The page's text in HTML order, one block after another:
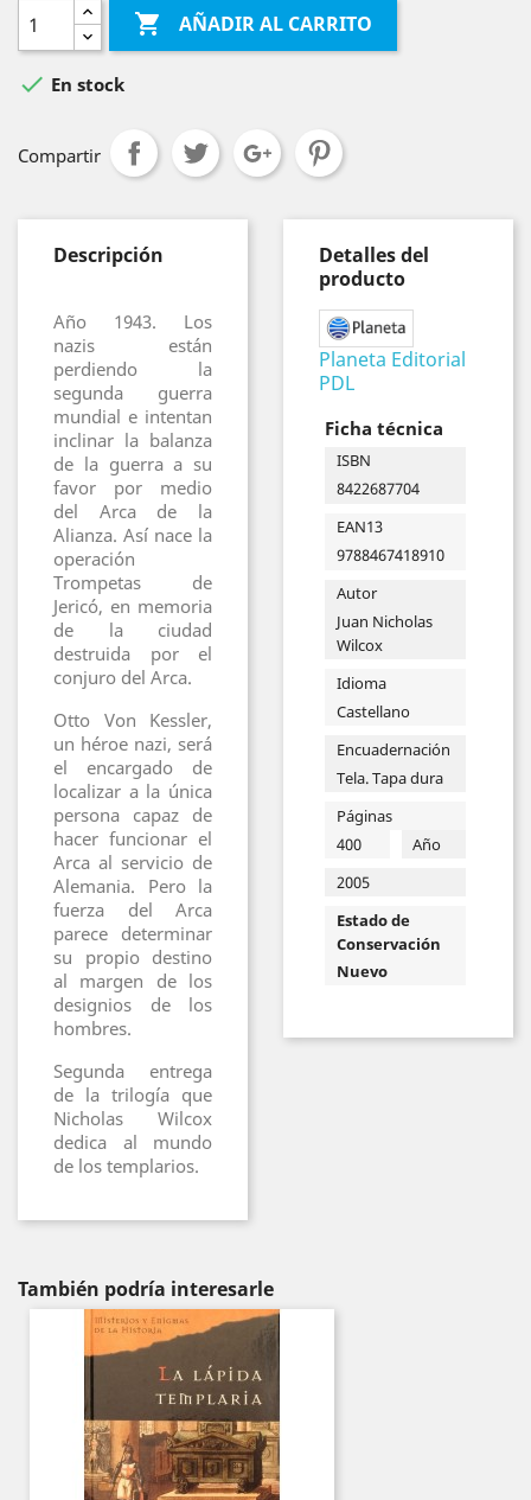
 AÑADIR AL CARRITO
 En stock
Compartir
Descripción
Año 1943. Los
nazis están
perdiendo la
segunda guerra
mundial e intentan
inclinar la balanza
de la guerra a su
favor por medio
del Arca de la
Alianza. Así nace la
operación
Trompetas de
Jericó, en memoria
de la ciudad
destruida por el
conjuro del Arca.
Otto Von Kessler,
un héroe nazi, será
el encargado de
localizar a la única
persona capaz de
hacer funcionar el
Arca al servicio de
Alemania. Pero la
fuerza del Arca
parece determinar
su propio destino
al margen de los
designios de los
hombres.
Segunda entrega
de la trilogía que
Nicholas Wilcox
dedica al mundo
de los templarios.
Detalles del
producto
Planeta Editorial
PDL
Ficha técnica
ISBN
8422687704
EAN13
9788467418910
Autor
Juan Nicholas
Wilcox
Idioma
Castellano
Encuadernación
Tela. Tapa dura
Páginas
400
Año
2005
Estado de
Conservación
Nuevo
También podría interesarle